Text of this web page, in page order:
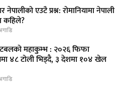
नेपालीको एउटै प्रश्न: रोमानियामा नेपाली
कहिले?
महाकुम्भ : २०२६ फिफा
४८ टोली भिड्दै, ३ देशमा १०४ खेल